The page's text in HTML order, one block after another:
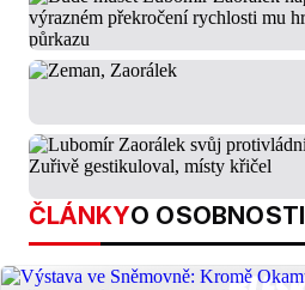
ČLÁNKYO OSOBNOSTI